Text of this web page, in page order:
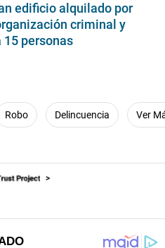
edificio alquilado por
criminal y
15 personas
Robo Delincuencia Ver